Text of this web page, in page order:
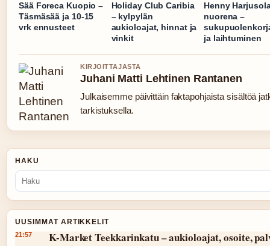
Sää Foreca Kuopio –
Täsmäsää ja 10-15
vrk ennusteet
Holiday Club Caribia
– kylpylän
aukioloajat, hinnat ja
vinkit
Henny
nuorena –
ja laihtuminen
KIRJOITTAJASTA
Juhani Matti Lehtinen Rantanen
Julkaisemme päivittäin faktapohjaista sisältöä
tarkistuksella.
HAKU
UUSIMMAT ARTIKKELIT
21:57 K-Market Teekkarinkatu – aukioloajat, osoite,